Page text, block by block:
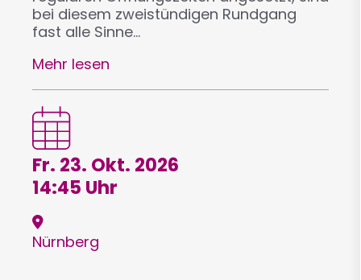
bei diesem zweistündigen Rundgang
fast alle Sinne…
Mehr lesen
Fr. 23. Okt. 2026
14:45 Uhr
Nürnberg